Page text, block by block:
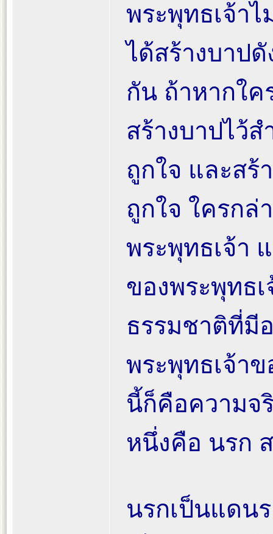
พระพุทธเจ้า
ได้สร้างบาปดั
กัน ถ้าหากใค
สร้างบาปไว้
ถูกใจ และส
ถูกใจ ใครกล่
พระพุทธเจ้า
ของพระพุทธ
ธรรมชาติที่มี
พระพุทธเจ้าข
นี้ก็คือความจ
หนึ่งคือ นรก
นรกเป็นแดน